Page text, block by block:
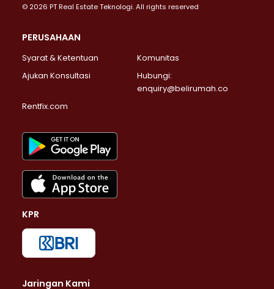
© 2026 PT Real Estate Teknologi. All rights reserved
PERUSAHAAN
Syarat & Ketentuan
Komunitas
Ajukan Konsultasi
Hubungi:
enquiry@belirumah.co
Rentfix.com
KPR
Jaringan Kami